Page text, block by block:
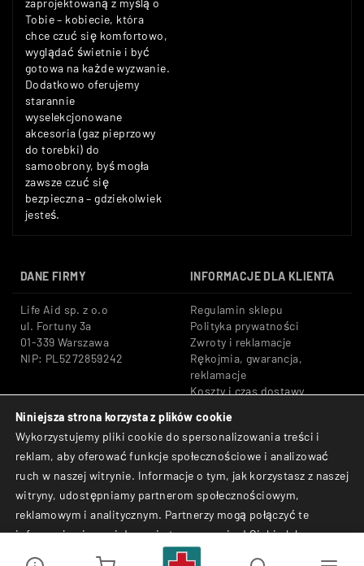
zaprojektowaną z myślą o
Tobie – kobiecie, która
chce czuć się komfortowo,
wyglądać świetnie i być
gotowa na każde wyzwanie.
Dodatkowo oferujemy
starannie
wyselekcjonowane
akcesoria (gaz pieprzowy
do torebki) do
samoobrony, byś mogła
zawsze czuć się
bezpieczna – gdziekolwiek
jesteś.
DANE FIRMY INFORMACJE DLA KLIENTA
Life Aid sp. z o.o
ul. Fortuny 3a
01-339 Warszawa
NIP: PL5272859242
Regulamin sklepu
Polityka prywatności
Zwroty i reklamacje
Rękojmia, gwarancja,
reklamacje
Koszty i czas dostawy
Tel: +48 533 666 776
E-mail: shop@lifeaid.pl
Bezpieczne płatności:
Przelewy24, BLIK, Karty
płatnicze
© Life Aid sp. z o.o. All
Rights Reserved.
Niniejsza strona korzysta z plików cookie
Wykorzystujemy pliki cookie do spersonalizowania treści i
reklam, aby oferować funkcje społecznościowe i analizować
ruch w naszej witrynie. Informacje o tym, jak korzystasz z naszej
witryny, udostępniamy partnerom społecznościowym,
reklamowym i analitycznym. Partnerzy mogą połączyć te
informacje z innymi danymi otrzymanymi od Ciebie lub
uzyskanymi podczas korzystania z ich usług.